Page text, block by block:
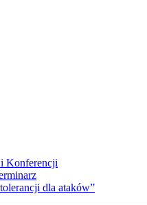
Konferencji
dla ataków”